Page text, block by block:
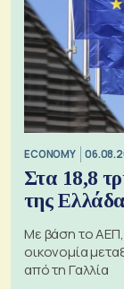
ECONOMY
Στα 18,8
της
Με βάση το ΑΕΠ,
οικονομία
από τη Γαλλία